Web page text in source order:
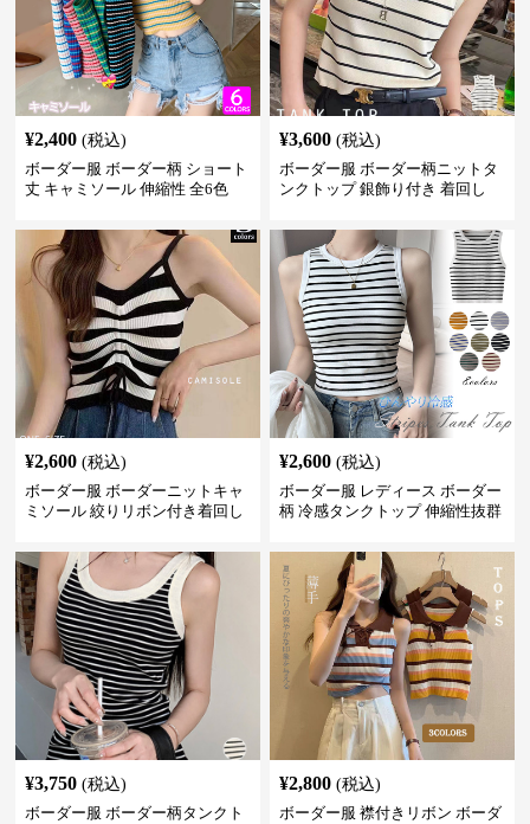
¥2,400 (税込)
ボーダー服 ボーダー柄 ショート
丈 キャミソール 伸縮性 全6色
¥3,600 (税込)
ボーダー服 ボーダー柄ニットタ
ンクトップ 銀飾り付き 着回し
¥2,600 (税込)
ボーダー服 ボーダーニットキャ
ミソール 絞りリボン付き着回し
¥2,600 (税込)
ボーダー服 レディース ボーダー
柄 冷感タンクトップ 伸縮性抜群
¥3,750 (税込)
ボーダー服 ボーダー柄タンクト
¥2,800 (税込)
ボーダー服 襟付きリボン ボーダ